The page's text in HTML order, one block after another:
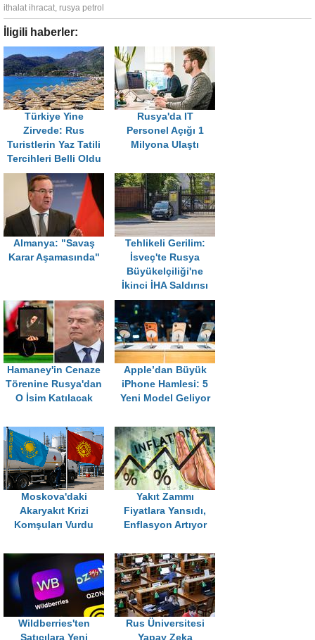
ithalat ihracat, rusya petrol
İligili haberler:
Türkiye Yine
Zirvede: Rus
Turistlerin Yaz Tatili
Tercihleri Belli Oldu
Rusya'da IT
Personel Açığı 1
Milyona Ulaştı
Almanya: "Savaş
Karar Aşamasında"
Tehlikeli Gerilim:
İsveç'te Rusya
Büyükelçiliği'ne
İkinci İHA Saldırısı
Hamaney'in Cenaze
Törenine Rusya'dan
O İsim Katılacak
Apple’dan Büyük
iPhone Hamlesi: 5
Yeni Model Geliyor
Moskova'daki
Akaryakıt Krizi
Komşuları Vurdu
Yakıt Zammı
Fiyatlara Yansıdı,
Enflasyon Artıyor
Wildberries'ten
Satıcılara Yeni
Rus Üniversitesi
Yapay Zeka